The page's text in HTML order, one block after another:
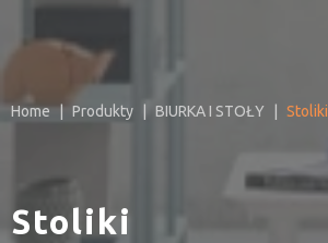
Home Produkty BIURKA I STOŁY Stoliki
Stoliki